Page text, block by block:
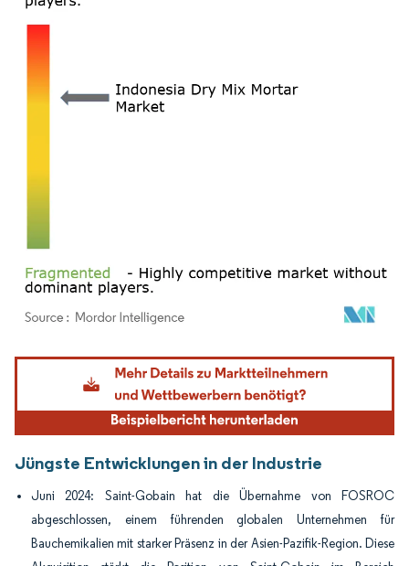
Bild © Mordor Intelligence. Wiederverwendung erfordert Namensnennung gemäß
Jüngste Entwicklungen in der Industrie
Juni 2024: Saint-Gobain hat die Übernahme von FOSROC
abgeschlossen, einem führenden globalen Unternehmen für
Bauchemikalien mit starker Präsenz in der Asien-Pazifik-Region. Diese